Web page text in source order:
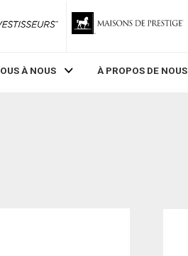
ZoneInvestisseurs RLP
À NOUS À PROPOS DE NOUS